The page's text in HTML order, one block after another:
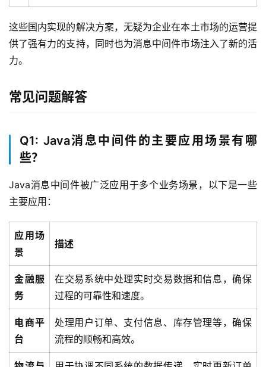
这些国内实现的解决方案，无疑为企业在本土市场的运营提
供了强有力的支持，同时也为消息中间件市场注入了新的活
力。
常见问题解答
Q1: Java消息中间件的主要应用场景有哪
些？
Java消息中间件被广泛应用于多个业务场景，以下是一些
主要应用：
应用场
景
描述
金融服
务
在交易系统中处理实时交易数据和信息，确保
过程的可靠性和速度。
电商平
台
处理用户订单、支付信息、库存管理等，确保
流程的顺畅和高效。